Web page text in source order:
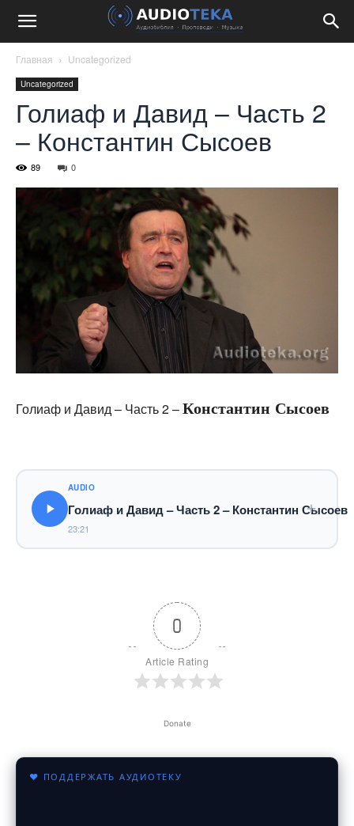
Главная Uncategorized
Uncategorized
Голиаф и Давид – Часть 2
– Константин Сысоев
89 0
Голиаф и Давид – Часть 2 –Константин Сысоев
AUDIO
Голиаф и Давид – Часть 2 – Константин Сысоев
23:21
0
Article Rating
Donate
♥ ПОДДЕРЖАТЬ АУДИОТЕКУ